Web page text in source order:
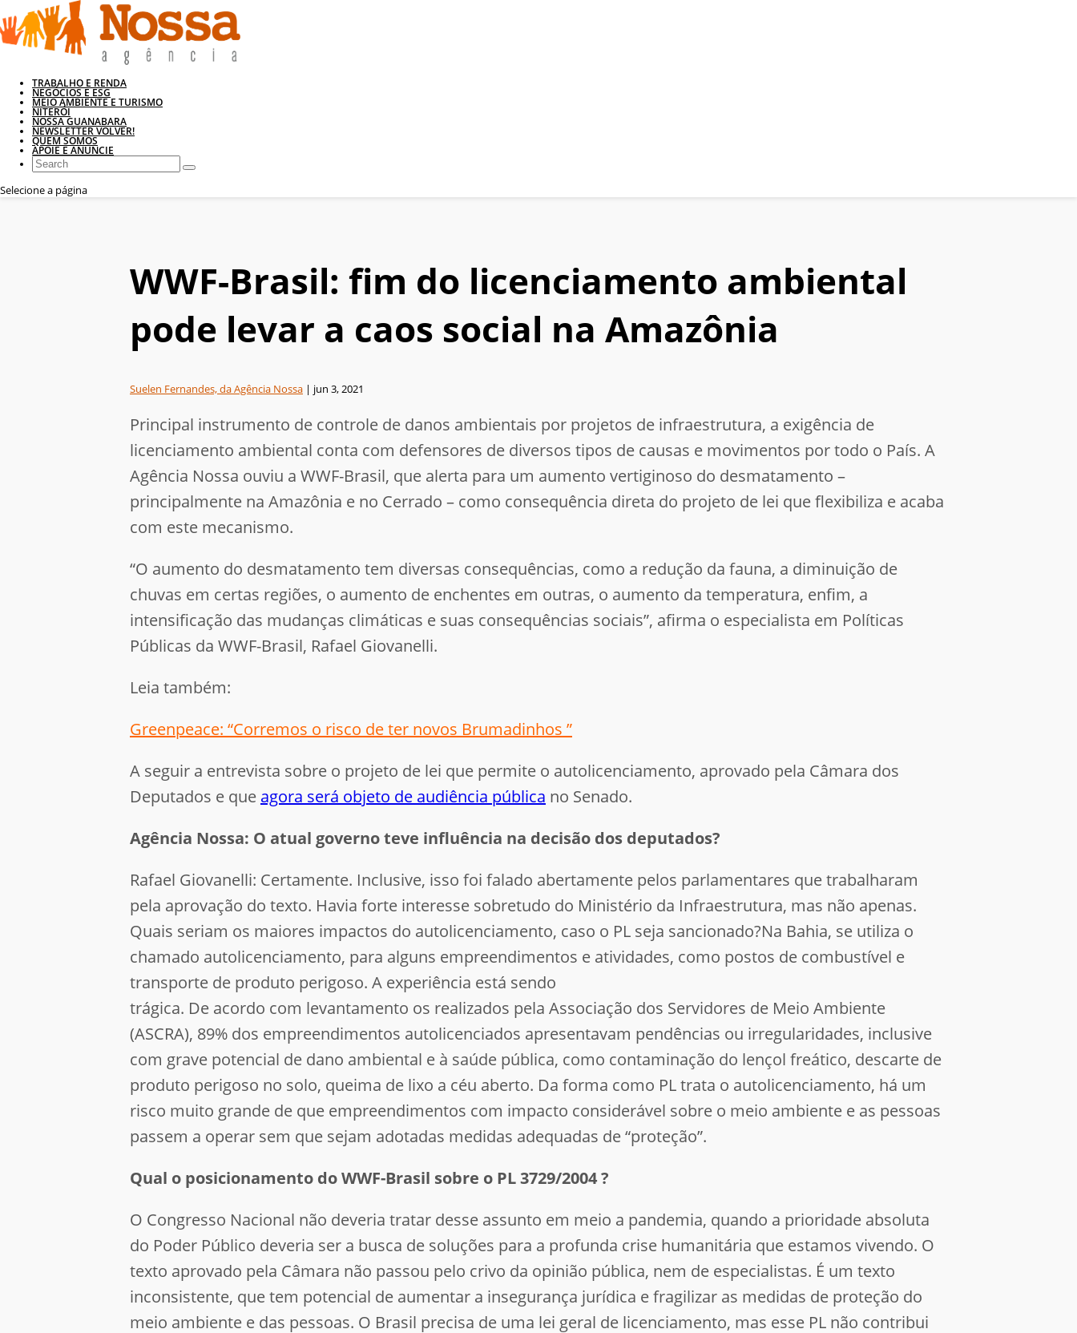
TRABALHO E RENDA
NEGÓCIOS E ESG
MEIO AMBIENTE E TURISMO
NITERÓI
NOSSA GUANABARA
NEWSLETTER VOLVER!
QUEM SOMOS
APOIE E ANUNCIE
Selecione a página
WWF-Brasil: fim do licenciamento ambiental
pode levar a caos social na Amazônia
Suelen Fernandes, da Agência Nossa | jun 3, 2021
Principal instrumento de controle de danos ambientais por projetos de infraestrutura, a exigência de
licenciamento ambiental conta com defensores de diversos tipos de causas e movimentos por todo o País. A
Agência Nossa ouviu a WWF-Brasil, que alerta para um aumento vertiginoso do desmatamento –
principalmente na Amazônia e no Cerrado – como consequência direta do projeto de lei que flexibiliza e acaba
com este mecanismo.
“O aumento do desmatamento tem diversas consequências, como a redução da fauna, a diminuição de
chuvas em certas regiões, o aumento de enchentes em outras, o aumento da temperatura, enfim, a
intensificação das mudanças climáticas e suas consequências sociais”, afirma o especialista em Políticas
Públicas da WWF-Brasil, Rafael Giovanelli.
Leia também:
Greenpeace: “Corremos o risco de ter novos Brumadinhos ”
A seguir a entrevista sobre o projeto de lei que permite o autolicenciamento, aprovado pela Câmara dos
Deputados e que agora será objeto de audiência pública no Senado.
Agência Nossa: O atual governo teve influência na decisão dos deputados?
Rafael Giovanelli: Certamente. Inclusive, isso foi falado abertamente pelos parlamentares que trabalharam
pela aprovação do texto. Havia forte interesse sobretudo do Ministério da Infraestrutura, mas não apenas.
Quais seriam os maiores impactos do autolicenciamento, caso o PL seja sancionado?Na Bahia, se utiliza o
chamado autolicenciamento, para alguns empreendimentos e atividades, como postos de combustível e
transporte de produto perigoso. A experiência está sendo
trágica. De acordo com levantamento os realizados pela Associação dos Servidores de Meio Ambiente
(ASCRA), 89% dos empreendimentos autolicenciados apresentavam pendências ou irregularidades, inclusive
com grave potencial de dano ambiental e à saúde pública, como contaminação do lençol freático, descarte de
produto perigoso no solo, queima de lixo a céu aberto. Da forma como PL trata o autolicenciamento, há um
risco muito grande de que empreendimentos com impacto considerável sobre o meio ambiente e as pessoas
passem a operar sem que sejam adotadas medidas adequadas de “proteção”.
Qual o posicionamento do WWF-Brasil sobre o PL 3729/2004 ?
O Congresso Nacional não deveria tratar desse assunto em meio a pandemia, quando a prioridade absoluta
do Poder Público deveria ser a busca de soluções para a profunda crise humanitária que estamos vivendo. O
texto aprovado pela Câmara não passou pelo crivo da opinião pública, nem de especialistas. É um texto
inconsistente, que tem potencial de aumentar a insegurança jurídica e fragilizar as medidas de proteção do
meio ambiente e das pessoas. O Brasil precisa de uma lei geral de licenciamento, mas esse PL não contribui